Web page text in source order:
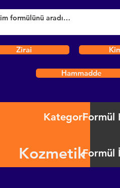
Zirai
Hammadde
Kategori
Kozmetik
Formül
Formül